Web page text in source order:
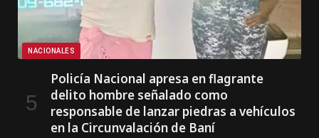
NACIONALES
Policía Nacional apresa en flagrante
delito hombre señalado como
responsable de lanzar piedras a vehículos
en la Circunvalación de Baní